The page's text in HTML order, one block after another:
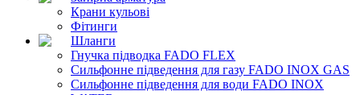
Крани кульові
Фітинги
Шланги
Гнучка підводка FADO FLEX
Сильфонне підведення для газу FADO INOX GAS
Сильфонне підведення для води FADO INOX